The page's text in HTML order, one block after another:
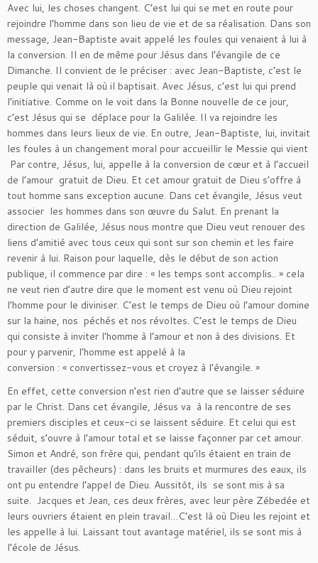
Avec lui, les choses changent. C’est lui qui se met en route pour
rejoindre l’homme dans son lieu de vie et de sa réalisation. Dans son
message, Jean-Baptiste avait appelé les foules qui venaient à lui à
la conversion. Il en de même pour Jésus dans l’évangile de ce
Dimanche. Il convient de le préciser : avec Jean-Baptiste, c’est le
peuple qui venait là où il baptisait. Avec Jésus, c’est lui qui prend
l’initiative. Comme on le voit dans la Bonne nouvelle de ce jour,
c’est Jésus qui se déplace pour la Galilée. Il va rejoindre les
hommes dans leurs lieux de vie. En outre, Jean-Baptiste, lui, invitait
les foules à un changement moral pour accueillir le Messie qui vient
Par contre, Jésus, lui, appelle à la conversion de cœur et à l’accueil
de l’amour gratuit de Dieu. Et cet amour gratuit de Dieu s’offre à
tout homme sans exception aucune. Dans cet évangile, Jésus veut
associer les hommes dans son œuvre du Salut. En prenant la
direction de Galilée, Jésus nous montre que Dieu veut renouer des
liens d’amitié avec tous ceux qui sont sur son chemin et les faire
revenir à lui. Raison pour laquelle, dès le début de son action
publique, il commence par dire : « les temps sont accomplis.. » cela
ne veut rien d’autre dire que le moment est venu où Dieu rejoint
l’homme pour le diviniser. C’est le temps de Dieu où l’amour domine
sur la haine, nos péchés et nos révoltes. C’est le temps de Dieu
qui consiste à inviter l’homme à l’amour et non à des divisions. Et
pour y parvenir, l’homme est appelé à la
conversion : « convertissez-vous et croyez à l’évangile. »
En effet, cette conversion n’est rien d’autre que se laisser séduire
par le Christ. Dans cet évangile, Jésus va à la rencontre de ses
premiers disciples et ceux-ci se laissent séduire. Et celui qui est
séduit, s’ouvre à l’amour total et se laisse façonner par cet amour.
Simon et André, son frère qui, pendant qu’ils étaient en train de
travailler (des pêcheurs) : dans les bruits et murmures des eaux, ils
ont pu entendre l’appel de Dieu. Aussitôt, ils se sont mis à sa
suite. Jacques et Jean, ces deux frères, avec leur père Zébedée et
leurs ouvriers étaient en plein travail…C’est là où Dieu les rejoint et
les appelle à lui. Laissant tout avantage matériel, ils se sont mis à
l’école de Jésus.